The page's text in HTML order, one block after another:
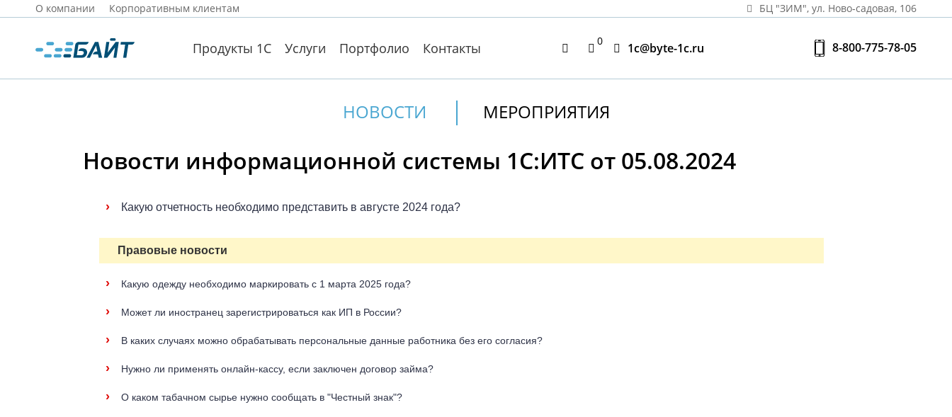
О компании Корпоративным клиентам БЦ "ЗИМ", ул. Ново‑садовая, 106
Продукты 1С Услуги Портфолио Контакты 0 1c@byte-1c.ru 8-800-775-78-05
НОВОСТИ МЕРОПРИЯТИЯ
Новости информационной системы 1С:ИТС от 05.08.2024
› Какую отчетность необходимо представить в августе 2024 года?
Правовые новости
› Какую одежду необходимо маркировать с 1 марта 2025 года?
› Может ли иностранец зарегистрироваться как ИП в России?
› В каких случаях можно обрабатывать персональные данные работника без его согласия?
› Нужно ли применять онлайн-кассу, если заключен договор займа?
› О каком табачном сырье нужно сообщать в "Честный знак"?